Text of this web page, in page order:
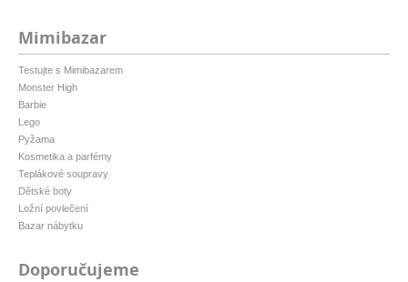
Mimibazar
Testujte s Mimibazarem
Monster High
Barbie
Lego
Pyžama
Kosmetika a parfémy
Teplákové soupravy
Dětské boty
Ložní povlečení
Bazar nábytku
Doporučujeme